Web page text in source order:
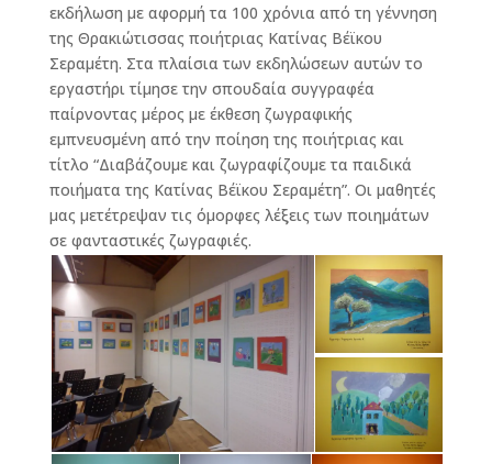
εκδήλωση με αφορμή τα 100 χρόνια από τη γέννηση
της Θρακιώτισσας ποιήτριας Κατίνας Βέϊκου
Σεραμέτη. Στα πλαίσια των εκδηλώσεων αυτών το
εργαστήρι τίμησε την σπουδαία συγγραφέα
παίρνοντας μέρος με έκθεση ζωγραφικής
εμπνευσμένη από την ποίηση της ποιήτριας και
τίτλο “Διαβάζουμε και ζωγραφίζουμε τα παιδικά
ποιήματα της Κατίνας Βέϊκου Σεραμέτη”. Οι μαθητές
μας μετέτρεψαν τις όμορφες λέξεις των ποιημάτων
σε φανταστικές ζωγραφιές.